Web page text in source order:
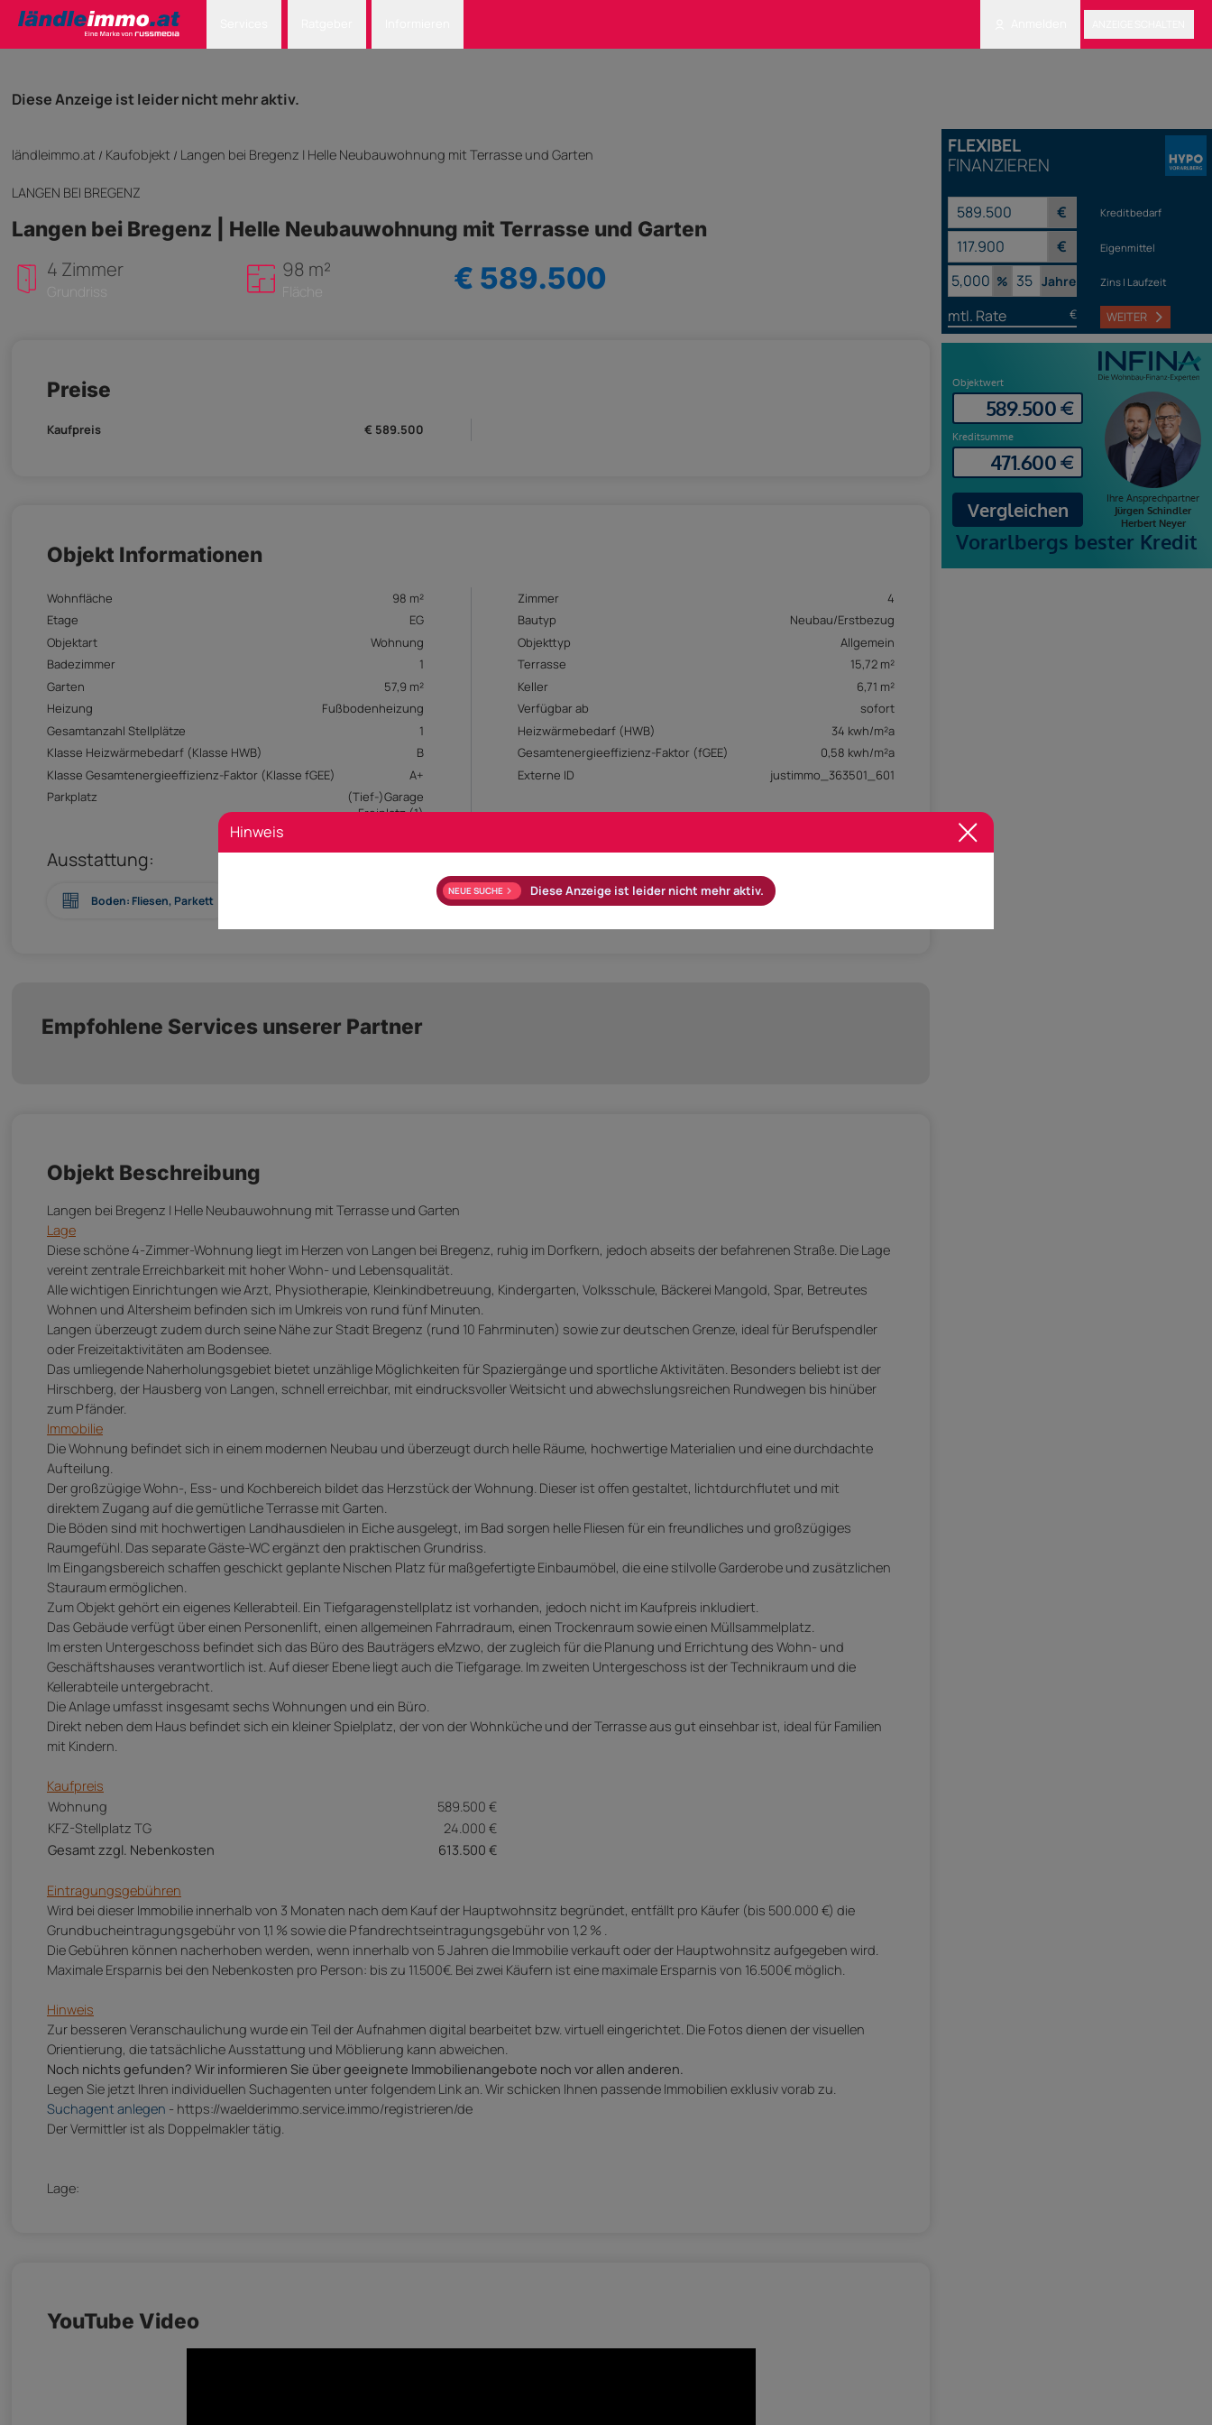
FLEXIBEL
FINANZIEREN
€ Kreditbedarf
€ Eigenmittel
% Jahre Zins | Laufzeit
mtl. Rate € WEITER
Diese Anzeige ist leider nicht mehr aktiv.
ländleimmo.at / Kaufobjekt / Langen bei Bregenz | Helle Neubauwohnung mit Terrasse und Garten
LANGEN BEI BREGENZ
Langen bei Bregenz | Helle Neubauwohnung mit Terrasse und Garten
4 Zimmer
Grundriss
98 m²
Fläche € 589.500
Preise
Kaufpreis € 589.500
Objekt Informationen
Wohnfläche 98 m² Zimmer
4
Etage
EG Bautyp
Neubau/Erstbezug
Objektart
Wohnung Objekttyp
Allgemein
Badezimmer
1 Terrasse
15,72 m²
Garten
57,9 m² Keller
6,71 m²
Heizung
Fußbodenheizung Verfügbar ab
sofort
Gesamtanzahl Stellplätze
1 Heizwärmebedarf (HWB)
34 kwh/m²a
Klasse Heizwärmebedarf (Klasse HWB)
B Gesamtenergieeffizienz-Faktor (fGEE)
0,58 kwh/m²a
Klasse Gesamtenergieeffizienz-Faktor (Klasse fGEE)
A+ Externe ID
justimmo_363501_601
Parkplatz
(Tief-)Garage
Freiplatz (1)
Ausstattung:
Boden: Fliesen, Parkett Lift Barrierefrei
Empfohlene Services unserer Partner
Objekt Beschreibung
Langen bei Bregenz | Helle Neubauwohnung mit Terrasse und Garten
Lage
Diese schöne 4-Zimmer-Wohnung liegt im Herzen von Langen bei Bregenz, ruhig im Dorfkern, jedoch abseits der befahrenen Straße. Die Lage
vereint zentrale Erreichbarkeit mit hoher Wohn- und Lebensqualität.
Alle wichtigen Einrichtungen wie Arzt, Physiotherapie, Kleinkindbetreuung, Kindergarten, Volksschule, Bäckerei Mangold, Spar, Betreutes
Wohnen und Altersheim befinden sich im Umkreis von rund fünf Minuten.
Langen überzeugt zudem durch seine Nähe zur Stadt Bregenz (rund 10 Fahrminuten) sowie zur deutschen Grenze, ideal für Berufspendler
oder Freizeitaktivitäten am Bodensee.
Das umliegende Naherholungsgebiet bietet unzählige Möglichkeiten für Spaziergänge und sportliche Aktivitäten. Besonders beliebt ist der
Hirschberg, der Hausberg von Langen, schnell erreichbar, mit eindrucksvoller Weitsicht und abwechslungsreichen Rundwegen bis hinüber
zum Pfänder.
Immobilie
Die Wohnung befindet sich in einem modernen Neubau und überzeugt durch helle Räume, hochwertige Materialien und eine durchdachte
Aufteilung.
Der großzügige Wohn-, Ess- und Kochbereich bildet das Herzstück der Wohnung. Dieser ist offen gestaltet, lichtdurchflutet und mit
direktem Zugang auf die gemütliche Terrasse mit Garten.
Die Böden sind mit hochwertigen Landhausdielen in Eiche ausgelegt, im Bad sorgen helle Fliesen für ein freundliches und großzügiges
Raumgefühl. Das separate Gäste-WC ergänzt den praktischen Grundriss.
Im Eingangsbereich schaffen geschickt geplante Nischen Platz für maßgefertigte Einbaumöbel, die eine stilvolle Garderobe und zusätzlichen
Stauraum ermöglichen.
Zum Objekt gehört ein eigenes Kellerabteil. Ein Tiefgaragenstellplatz ist vorhanden, jedoch nicht im Kaufpreis inkludiert.
Das Gebäude verfügt über einen Personenlift, einen allgemeinen Fahrradraum, einen Trockenraum sowie einen Müllsammelplatz.
Im ersten Untergeschoss befindet sich das Büro des Bauträgers eMzwo, der zugleich für die Planung und Errichtung des Wohn- und
Geschäftshauses verantwortlich ist. Auf dieser Ebene liegt auch die Tiefgarage. Im zweiten Untergeschoss ist der Technikraum und die
Kellerabteile untergebracht.
Die Anlage umfasst insgesamt sechs Wohnungen und ein Büro.
Direkt neben dem Haus befindet sich ein kleiner Spielplatz, der von der Wohnküche und der Terrasse aus gut einsehbar ist, ideal für Familien
mit Kindern.
Kaufpreis
Wohnung
589.500 €
KFZ-Stellplatz TG
24.000 €
Gesamt zzgl. Nebenkosten
613.500 €
Eintragungsgebühren
Wird bei dieser Immobilie innerhalb von 3 Monaten nach dem Kauf der Hauptwohnsitz begründet, entfällt pro Käufer (bis 500.000 €) die
Grundbucheintragungsgebühr von 1,1 % sowie die Pfandrechtseintragungsgebühr von 1,2 % .
Die Gebühren können nacherhoben werden, wenn innerhalb von 5 Jahren die Immobilie verkauft oder der Hauptwohnsitz aufgegeben wird.
Maximale Ersparnis bei den Nebenkosten pro Person: bis zu 11.500€. Bei zwei Käufern ist eine maximale Ersparnis von 16.500€ möglich.
Hinweis
Zur besseren Veranschaulichung wurde ein Teil der Aufnahmen digital bearbeitet bzw. virtuell eingerichtet. Die Fotos dienen der visuellen
Orientierung, die tatsächliche Ausstattung und Möblierung kann abweichen.
Noch nichts gefunden? Wir informieren Sie über geeignete Immobilienangebote noch vor allen anderen.
Legen Sie jetzt Ihren individuellen Suchagenten unter folgendem Link an. Wir schicken Ihnen passende Immobilien exklusiv vorab zu.
Suchagent anlegen - https://waelderimmo.service.immo/registrieren/de
Der Vermittler ist als Doppelmakler tätig.
Lage:
YouTube Video
Hinweis
NEUE SUCHE Diese Anzeige ist leider nicht mehr aktiv.